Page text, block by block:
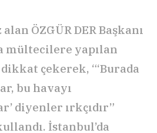
ÖZGÜR DER Başkanı
mültecilere yapılan
dikkat çekerek, “‘Burada
bu havayı
diyenler ırkçıdır”
İstanbul’da